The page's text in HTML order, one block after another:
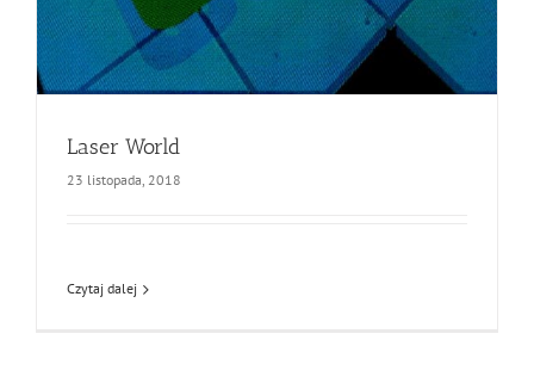
Laser World
23 listopada, 2018
Czytaj dalej